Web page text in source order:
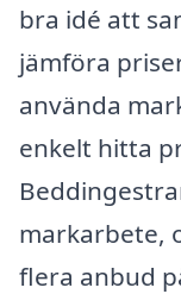
bra idé att
jämföra
använda
enkelt hitta
markarbete,
flera anbud